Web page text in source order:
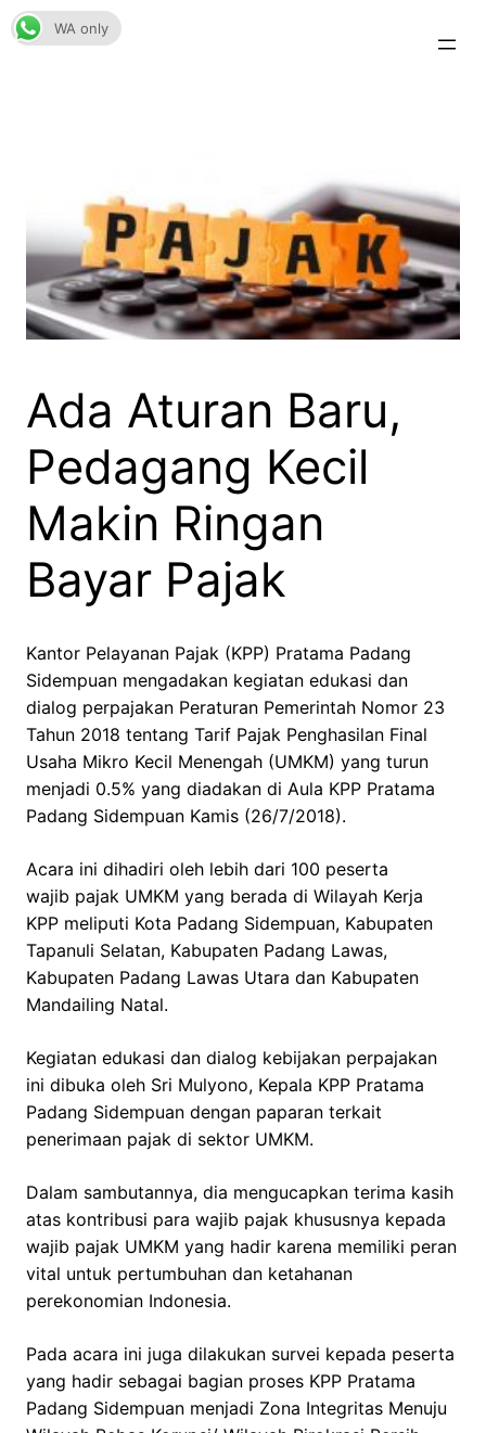
Skip
to
Ada Aturan Baru,
Pedagang Kecil
Makin Ringan
Bayar Pajak
Kantor Pelayanan Pajak (KPP) Pratama Padang
Sidempuan mengadakan kegiatan edukasi dan
dialog perpajakan Peraturan Pemerintah Nomor 23
Tahun 2018 tentang Tarif Pajak Penghasilan Final
Usaha Mikro Kecil Menengah (UMKM) yang turun
menjadi 0.5% yang diadakan di Aula KPP Pratama
Padang Sidempuan Kamis (26/7/2018).
Acara ini dihadiri oleh lebih dari 100 peserta
wajib pajak UMKM yang berada di Wilayah Kerja
KPP meliputi Kota Padang Sidempuan, Kabupaten
Tapanuli Selatan, Kabupaten Padang Lawas,
Kabupaten Padang Lawas Utara dan Kabupaten
Mandailing Natal.
Kegiatan edukasi dan dialog kebijakan perpajakan
ini dibuka oleh Sri Mulyono, Kepala KPP Pratama
Padang Sidempuan dengan paparan terkait
penerimaan pajak di sektor UMKM.
Dalam sambutannya, dia mengucapkan terima kasih
atas kontribusi para wajib pajak khususnya kepada
wajib pajak UMKM yang hadir karena memiliki peran
vital untuk pertumbuhan dan ketahanan
perekonomian Indonesia.
Pada acara ini juga dilakukan survei kepada peserta
yang hadir sebagai bagian proses KPP Pratama
Padang Sidempuan menjadi Zona Integritas Menuju
WA only